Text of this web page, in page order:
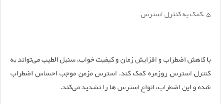
۵.کمک به کنترل استرس
با کاهش اضطراب و افزایش زمان و کیفیت خواب، سنبل الطیب می‌تواند به
کنترل استرس روزمره کمک کند. استرس مزمن موجب احساس اضطراب
شده و این اضطراب، انواع استرس ها را تشدید می‌کند.